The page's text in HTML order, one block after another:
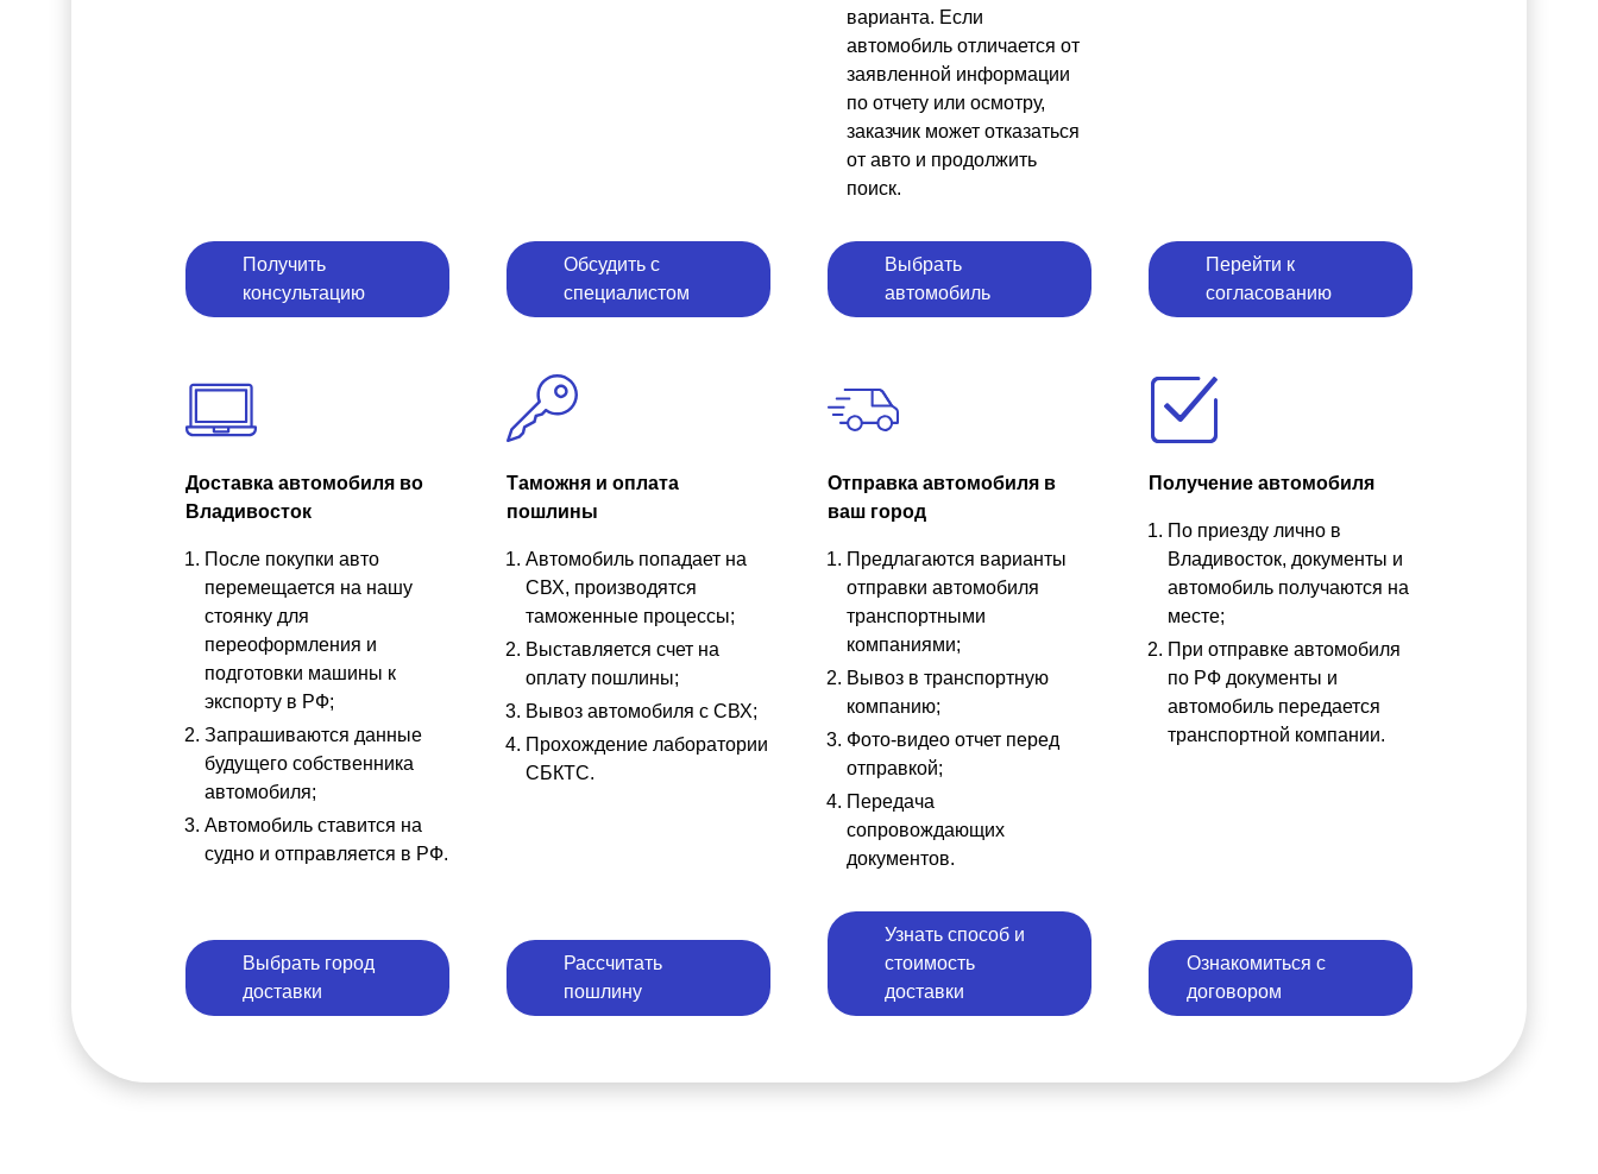
Получить
консультацию
Обсудить с
специалистом
варианта. Если
автомобиль отличается от
заявленной информации
по отчету или осмотру,
заказчик может отказаться
от авто и продолжить
поиск.
Выбрать
автомобиль
Перейти к
согласованию
Доставка автомобиля во
Владивосток
После покупки авто
перемещается на нашу
стоянку для
переоформления и
подготовки машины к
экспорту в РФ;
Запрашиваются данные
будущего собственника
автомобиля;
Автомобиль ставится на
судно и отправляется в РФ.
Выбрать город
доставки
Таможня и оплата
пошлины
Автомобиль попадает на
СВХ, производятся
таможенные процессы;
Выставляется счет на
оплату пошлины;
Вывоз автомобиля с СВХ;
Прохождение лаборатории
СБКТС.
Рассчитать
пошлину
Отправка автомобиля в
ваш город
Предлагаются варианты
отправки автомобиля
транспортными
компаниями;
Вывоз в транспортную
компанию;
Фото-видео отчет перед
отправкой;
Передача
сопровождающих
документов.
Узнать способ и
стоимость
доставки
Получение автомобиля
По приезду лично в
Владивосток, документы и
автомобиль получаются на
месте;
При отправке автомобиля
по РФ документы и
автомобиль передается
транспортной компании.
Ознакомиться с
договором